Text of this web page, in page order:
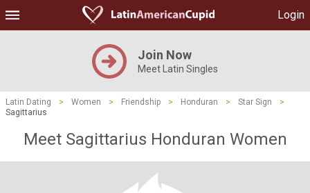
Login
Join Now
Meet Latin Singles
Latin Dating > Women > Friendship > Honduran > Star Sign
>
Sagittarius
Meet Sagittarius Honduran Women